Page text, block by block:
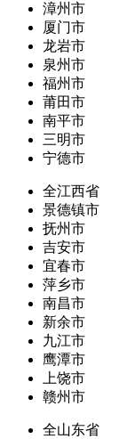
漳州市
厦门市
龙岩市
泉州市
福州市
莆田市
南平市
三明市
宁德市
全江西省
景德镇市
抚州市
吉安市
宜春市
萍乡市
南昌市
新余市
九江市
鹰潭市
上饶市
赣州市
全山东省